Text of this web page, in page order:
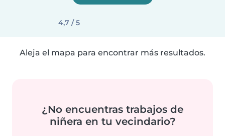
4,7 / 5
Aleja el mapa para encontrar más resultados.
¿No encuentras trabajos de
niñera en tu vecindario?